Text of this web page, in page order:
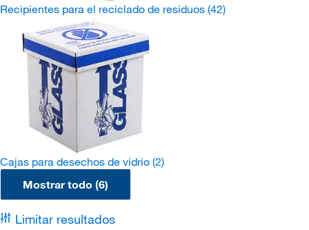
Recipientes para el reciclado de residuos (42)
Cajas para desechos de vidrio (2)
Mostrar todo (6)
Limitar resultados